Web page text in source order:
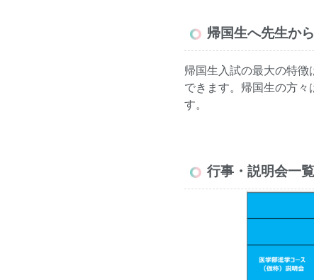
帰国生へ先生か
帰国生入試の最大の特
できます。帰国生の方々
す。
行事・説明会一覧